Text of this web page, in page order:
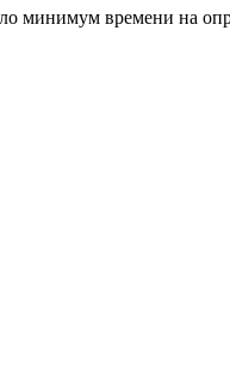
минимум времени на